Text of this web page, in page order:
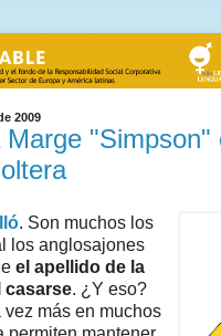
2009
"Simpson"
. Son muchos los
los anglosajones
el apellido de la
casarse. ¿Y eso?
vez más en muchos